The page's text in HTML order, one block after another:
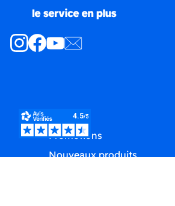
Produits
Promotions
Nouveaux produits